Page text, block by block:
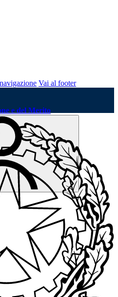
Vai al footer
e del Merito